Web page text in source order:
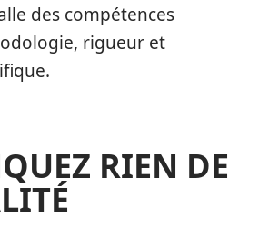
des compétences
rigueur et
RIEN DE